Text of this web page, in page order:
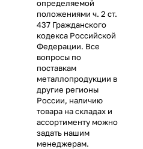
определяемой
положениями ч. 2 ст.
437 Гражданского
кодекса Российской
Федерации. Все
вопросы по
поставкам
металлопродукции в
другие регионы
России, наличию
товара на складах и
ассортименту можно
задать нашим
менеджерам.